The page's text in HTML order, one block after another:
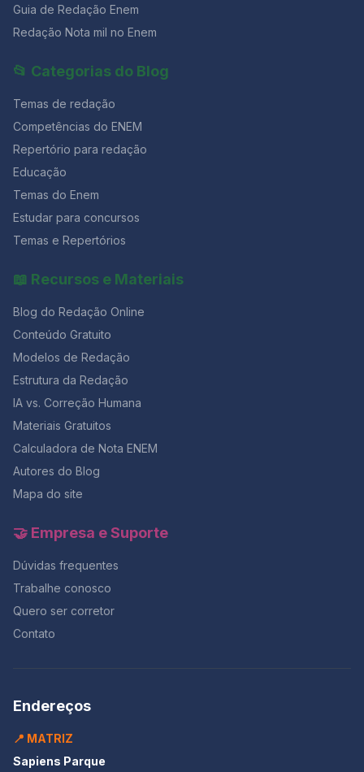
fato de ser mulher. Se a forma como ela pensa a
participação da mulher na sociedade é igual à sua,
desdobrável.” É curto e tem um sentido profundo.
Decore alguns versos dessas poesias para refletir e
usar na redação! Não custa nada e dá
seu final é chamado ciclo menstrual. c)A ação conjunta
(luteinizante) produzidos pelo ovário, induz a
décimo quarto dia a partir do início do ciclo menstrual.
ovócito secundário estacionado em Metáfase I da
meiose, a qual somente se completará se houver
fecundação. e)O aumento nas taxas de progesterona
e estrógeno durante o ciclo menstrual faz com que a
mucosa uterina sofra descamação, isto é, ocorrendo a
relação à endometriose, analise as assertivas abaixo: I.
Na ausência de tratamento precoce, a endometriose
evolui para doença profunda, assim, aumentando a
sua morbidade. II. O uso dos progestagênios de forma
crescimento endometrial. Portanto, com a consequente
pélvica. III. O uso de análogos do GnRH no tratamento
da endometriose induz a uma pseudomenopausa com
submetidas à fertilização in vitro (FIV) têm menores
taxas de gravidez que aquelas que são submetidas à
FIV por obstrução tubária. De acordo com os seus
conhecimento, quais estão corretas? a) Apenas I e III.
b) Apenas II e IV. c) Apenas I, II e III. d) Apenas II, III e IV.
e) I, II, III e IV. Você gostou desse post? Então, continue
mundo da redação e
Guia de Redação Enem
Redação Nota mil no Enem
📂 Categorias do Blog
Temas de redação
Competências do ENEM
Repertório para redação
Educação
Temas do Enem
Estudar para concursos
Temas e Repertórios
📖 Recursos e Materiais
Blog do Redação Online
Conteúdo Gratuito
Modelos de Redação
Estrutura da Redação
IA vs. Correção Humana
Materiais Gratuitos
Calculadora de Nota ENEM
Autores do Blog
Mapa do site
🤝 Empresa e Suporte
Dúvidas frequentes
Trabalhe conosco
Quero ser corretor
Contato
Endereços
📍 MATRIZ
Sapiens Parque